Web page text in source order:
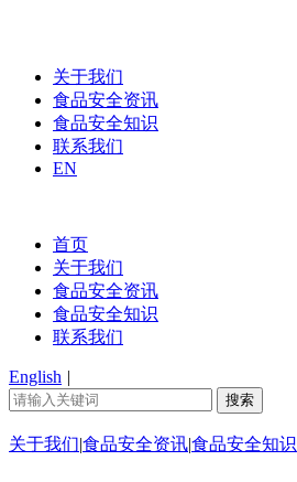
关于我们
食品安全资讯
食品安全知识
联系我们
EN
首页
关于我们
食品安全资讯
食品安全知识
联系我们
English |
关于我们|食品安全资讯|食品安全知识